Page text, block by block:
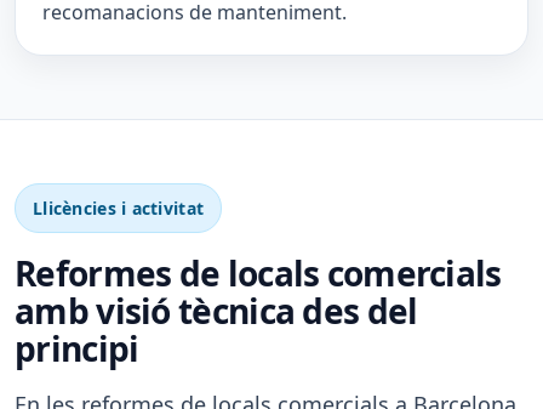
recomanacions de manteniment.
Llicències i activitat
Reformes de locals comercials
amb visió tècnica des del
principi